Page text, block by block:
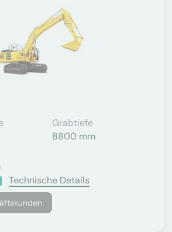
Grabtiefe
8800 mm
Technische Details